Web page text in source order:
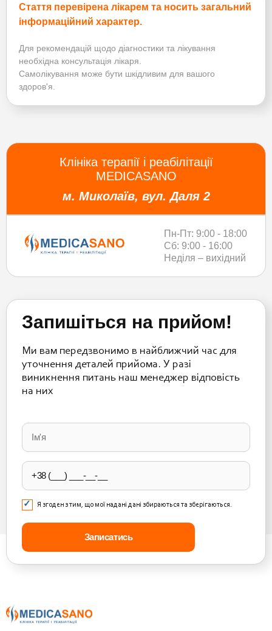
Стаття перевірена лікарем та носить загальний
інформаційний характер.
Для рекомендацій щодо діагностики та лікування
необхідна консультація лікаря.
Самолікування може бути шкідливим для вашого
здоров'я.
Клініка терапії і реабілітації
MEDICASANO
м. Миколаїв, вул. Даля 2
Пн-Пт: 9:00 - 18:00
Сб: 9:00 - 16:00
Неділя – вихідний
Запишіться на прийом!
Ми вам передзвонимо в найближчий час для
уточнення деталей прийома. У разі
виникнення питань наш менеджер відповість
на них
leave
this
field
empty.
Я згоден з тим, що мої надані дані збираються та зберігаються.